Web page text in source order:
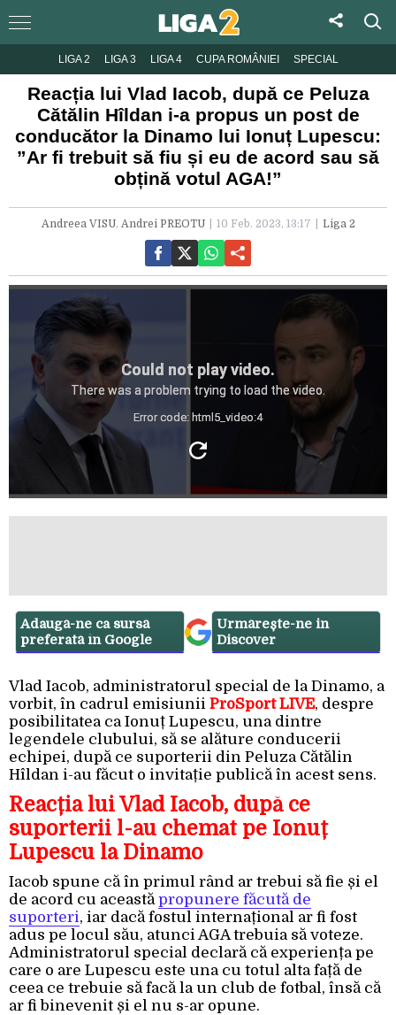
LIGA 2 LIGA 3 LIGA 4 CUPA ROMÂNIEI SPECIAL
Reacția lui Vlad Iacob, după ce Peluza
Cătălin Hîldan i-a propus un post de
conducător la Dinamo lui Ionuț Lupescu:
”Ar fi trebuit să fiu și eu de acord sau să
obțină votul AGA!”
Andreea VISU, Andrei PREOTU 10 Feb. 2023, 13:17 Liga 2
Could not play video.
There was a problem trying to load the video.
Error code: html5_video:4
Adaugă-ne ca sursă
preferată în Google
Urmărește-ne in
Discover
Vlad Iacob, administratorul special de la Dinamo, a
vorbit, în cadrul emisiunii ProSport LIVE, despre
posibilitatea ca Ionuț Lupescu, una dintre
legendele clubului, să se alăture conducerii
echipei, după ce suporterii din Peluza Cătălin
Hîldan i-au făcut o invitație publică în acest sens.
Reacția lui Vlad Iacob, după ce
suporterii l-au chemat pe Ionuț
Lupescu la Dinamo
Iacob spune că în primul rând ar trebui să fie și el
de acord cu această propunere făcută de
suporteri, iar dacă fostul internațional ar fi fost
adus pe locul său, atunci AGA trebuia să voteze.
Administratorul special declară că experiența pe
care o are Lupescu este una cu totul alta față de
ceea ce trebuie să facă la un club de fotbal, însă că
ar fi binevenit și el nu s-ar opune.